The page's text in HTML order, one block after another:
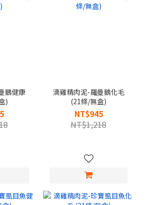
鵝健康
)
滴雞精肉泥-羅曼鵝化毛
(21條/無盒)
NT$945
NT$1,218